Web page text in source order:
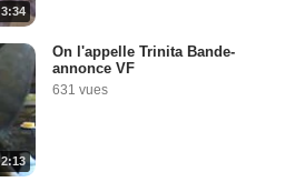
3:34
2:13
On l'appelle Trinita Bande-
annonce VF
631 vues